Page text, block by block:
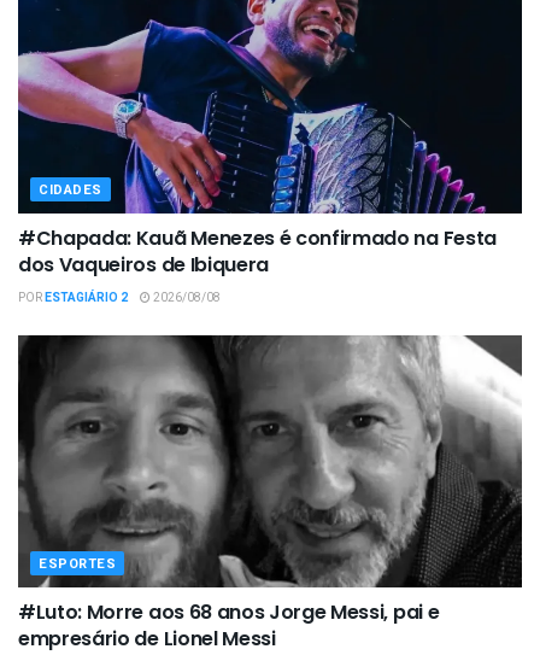
CIDADES
#Chapada: Kauã Menezes é confirmado na Festa
dos Vaqueiros de Ibiquera
PORESTAGIÁRIO 2 2026/08/08
ESPORTES
#Luto: Morre aos 68 anos Jorge Messi, pai e
empresário de Lionel Messi